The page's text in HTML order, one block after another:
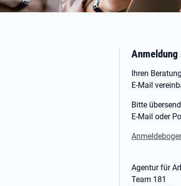
Ihren
E-Mail
Bitte
E-Mail oder
Agentur für
Team 181